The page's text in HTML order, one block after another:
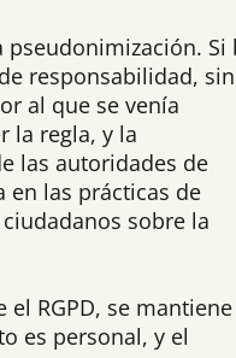
Si
responsabilidad,
al que se venía
la regla, y la
las autoridades de
en las prácticas de
sobre la
RGPD, se mantiene
es personal, y el